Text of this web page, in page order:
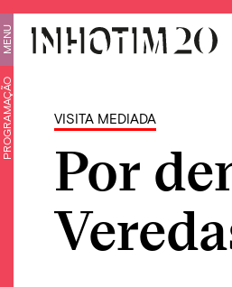
MENU
PROGRAMAÇÃO VISITA MEDIADA
Por